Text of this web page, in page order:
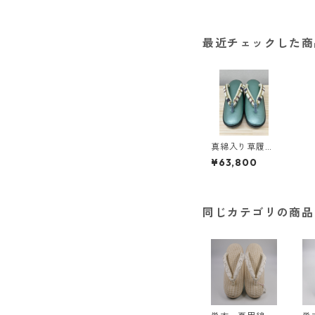
最近チェックした
真綿入り草履
＜和小物さくら
＞ SZO-20
¥63,800
同じカテゴリの商品